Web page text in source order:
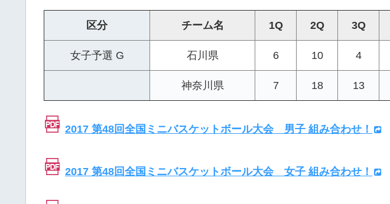
区分 チーム名 1Q 2Q 3Q
女子予選 G 石川県 6 10 4
神奈川県 7 18 13
2017 第48回全国ミニバスケットボール大会 男子 組み合わせ！
2017 第48回全国ミニバスケットボール大会 女子 組み合わせ！